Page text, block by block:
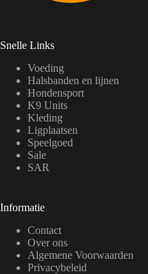
Snelle Links
Voeding
Halsbanden en lijnen
Hondensport
K9 Units
Kleding
Ligplaatsen
Speelgoed
Sale
SAR
Informatie
Contact
Over ons
Algemene Voorwaarden
Privacybeleid